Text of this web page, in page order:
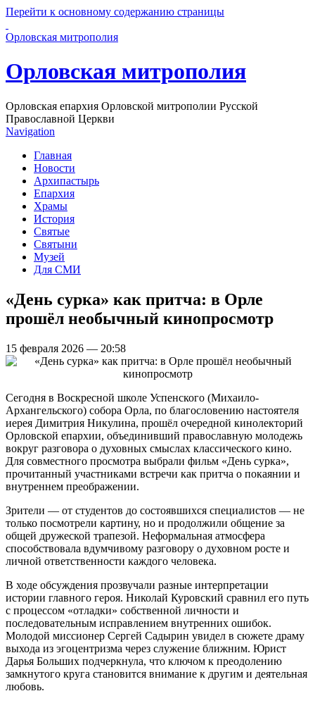
Перейти к основному содержанию страницы
Орловская митрополия
Орловская митрополия
Орловская епархия Орловской митрополии Русской
Православной Церкви
Navigation
Главная
Новости
Архипастырь
Епархия
Храмы
История
Святые
Святыни
Музей
Для СМИ
«День сурка» как притча: в Орле
прошёл необычный кинопросмотр
15 февраля 2026 — 20:58
Сегодня в Воскресной школе Успенского (Михаило-
Архангельского) собора Орла, по благословению настоятеля
иерея Димитрия Никулина, прошёл очередной кинолекторий
Орловской епархии, объединивший православную молодежь
вокруг разговора о духовных смыслах классического кино.
Для совместного просмотра выбрали фильм «День сурка»,
прочитанный участниками встречи как притча о покаянии и
внутреннем преображении.
Зрители — от студентов до состоявшихся специалистов — не
только посмотрели картину, но и продолжили общение за
общей дружеской трапезой. Неформальная атмосфера
способствовала вдумчивому разговору о духовном росте и
личной ответственности каждого человека.
В ходе обсуждения прозвучали разные интерпретации
истории главного героя. Николай Куровский сравнил его путь
с процессом «отладки» собственной личности и
последовательным исправлением внутренних ошибок.
Молодой миссионер Сергей Садырин увидел в сюжете драму
выхода из эгоцентризма через служение ближним. Юрист
Дарья Больших подчеркнула, что ключом к преодолению
замкнутого круга становится внимание к другим и деятельная
любовь.